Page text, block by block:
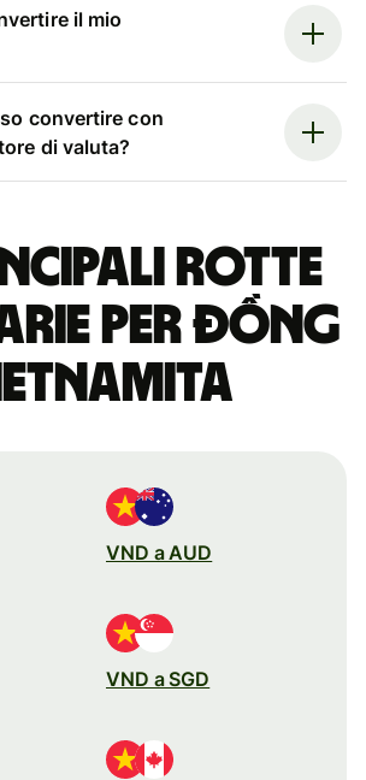
il mio
convertire con
di valuta?
rotte
per đồng
VND a AUD
VND a SGD